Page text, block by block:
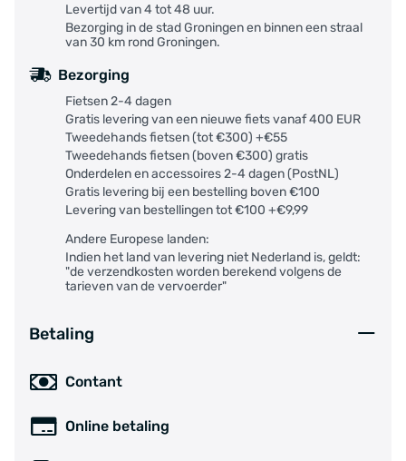
Levertijd van 4 tot 48 uur.
Bezorging in de stad Groningen en binnen een straal
van 30 km rond Groningen.
Bezorging
Fietsen 2-4 dagen
Gratis levering van een nieuwe fiets vanaf 400 EUR
Tweedehands fietsen (tot €300) +€55
Tweedehands fietsen (boven €300) gratis
Onderdelen en accessoires 2-4 dagen (PostNL)
Gratis levering bij een bestelling boven €100
Levering van bestellingen tot €100 +€9,99
Andere Europese landen:
Indien het land van levering niet Nederland is, geldt:
"de verzendkosten worden berekend volgens de
tarieven van de vervoerder"
Betaling
Contant
Online betaling